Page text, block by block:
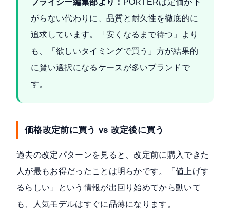
プライシー編集部より： PORTERは定価が下
がらない代わりに、品質と耐久性を徹底的に
追求しています。「安くなるまで待つ」より
も、「欲しいタイミングで買う」方が結果的
に賢い選択になるケースが多いブランドで
す。
価格改定前に買う vs 改定後に買う
過去の改定パターンを見ると、改定前に購入できた
人が最もお得だったことは明らかです。「値上げす
るらしい」という情報が出回り始めてから動いて
も、人気モデルはすぐに品薄になります。